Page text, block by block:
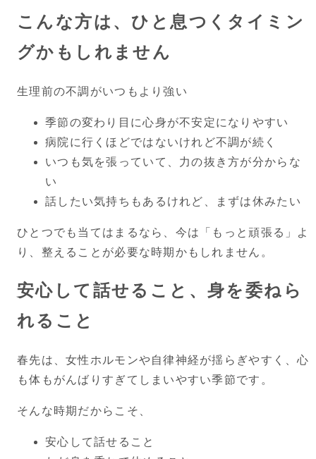
こんな方は、ひと息つくタイミン
グかもしれません
生理前の不調がいつもより強い
季節の変わり目に心身が不安定になりやすい
病院に行くほどではないけれど不調が続く
いつも気を張っていて、力の抜き方が分からな
い
話したい気持ちもあるけれど、まずは休みたい
ひとつでも当てはまるなら、今は「もっと頑張る」よ
り、整えることが必要な時期かもしれません。
安心して話せること、身を委ねら
れること
春先は、女性ホルモンや自律神経が揺らぎやすく、心
も体もがんばりすぎてしまいやすい季節です。
そんな時期だからこそ、
安心して話せること